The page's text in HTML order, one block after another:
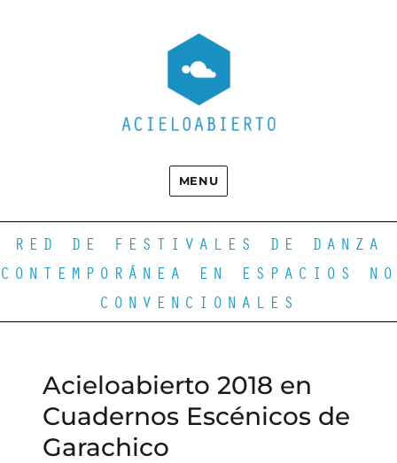
MENU
RED DE FESTIVALES DE DANZA
CONTEMPORÁNEA EN ESPACIOS NO
CONVENCIONALES
Acieloabierto 2018 en
Cuadernos Escénicos de
Garachico